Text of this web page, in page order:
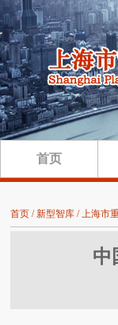
首页
首页 / 新型智库 / 上海市
中